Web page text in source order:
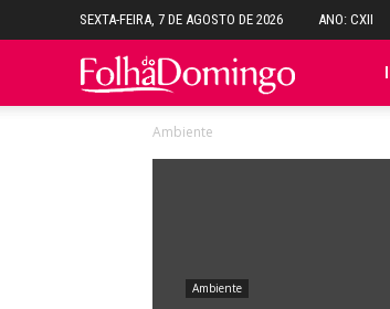
SEXTA-FEIRA, 7 DE AGOSTO DE 2026 ANO: CXII
Folha
Ambiente
Ambiente